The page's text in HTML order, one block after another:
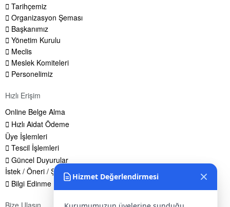
Tarihçemiz
Organizasyon Şeması
Başkanımız
Yönetim Kurulu
Meclis
Meslek Komiteleri
Personelimiz
Hızlı Erişim
Online Belge Alma
Hızlı Aidat Ödeme
Üye İşlemleri
Tescil İşlemleri
Güncel Duyurular
İstek / Öneri / Şikayet Formu
Bilgi Edinme Hakkı
Bize Ulaşın
Hizmet Değerlendirmesi